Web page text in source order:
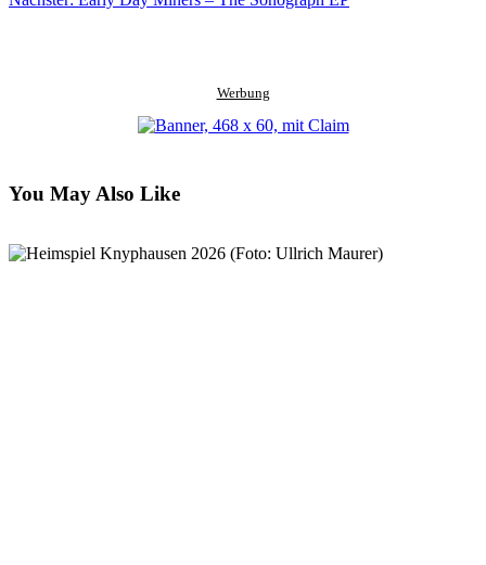
Werbung
You May Also Like